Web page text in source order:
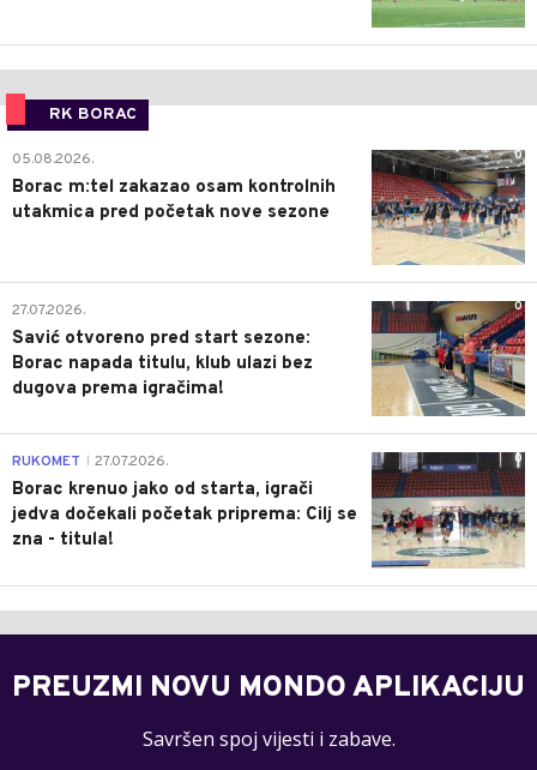
RK BORAC
0
05.08.2026.
Borac m:tel zakazao osam kontrolnih
utakmica pred početak nove sezone
0
27.07.2026.
Savić otvoreno pred start sezone:
Borac napada titulu, klub ulazi bez
dugova prema igračima!
0
RUKOMET 27.07.2026.
Borac krenuo jako od starta, igrači
jedva dočekali početak priprema: Cilj se
zna - titula!
PREUZMI NOVU MONDO APLIKACIJU
Savršen spoj vijesti i zabave.